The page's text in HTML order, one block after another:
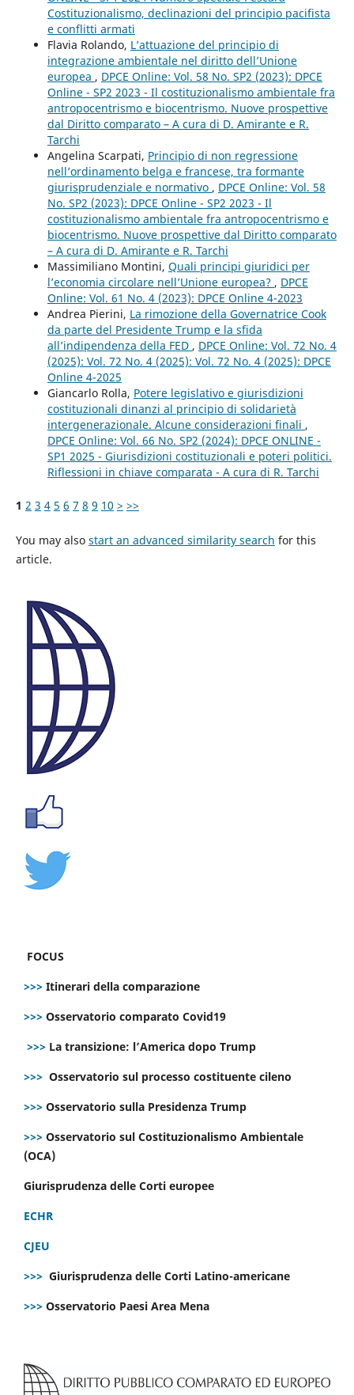
Costituzionalismo, declinazioni del principio pacifista
e conflitti armati
Flavia Rolando, L’attuazione del principio di
integrazione ambientale nel diritto dell’Unione
europea , DPCE Online: Vol. 58 No. SP2 (2023): DPCE
Online - SP2 2023 - Il costituzionalismo ambientale fra
antropocentrismo e biocentrismo. Nuove prospettive
dal Diritto comparato – A cura di D. Amirante e R.
Tarchi
Angelina Scarpati, Principio di non regressione
nell’ordinamento belga e francese, tra formante
giurisprudenziale e normativo , DPCE Online: Vol. 58
No. SP2 (2023): DPCE Online - SP2 2023 - Il
costituzionalismo ambientale fra antropocentrismo e
biocentrismo. Nuove prospettive dal Diritto comparato
– A cura di D. Amirante e R. Tarchi
Massimiliano Montini, Quali principi giuridici per
l’economia circolare nell’Unione europea? , DPCE
Online: Vol. 61 No. 4 (2023): DPCE Online 4-2023
Andrea Pierini, La rimozione della Governatrice Cook
da parte del Presidente Trump e la sfida
all’indipendenza della FED , DPCE Online: Vol. 72 No. 4
(2025): Vol. 72 No. 4 (2025): Vol. 72 No. 4 (2025): DPCE
Online 4-2025
Giancarlo Rolla, Potere legislativo e giurisdizioni
costituzionali dinanzi al principio di solidarietà
intergenerazionale. Alcune considerazioni finali ,
DPCE Online: Vol. 66 No. SP2 (2024): DPCE ONLINE -
SP1 2025 - Giurisdizioni costituzionali e poteri politici.
Riflessioni in chiave comparata - A cura di R. Tarchi
1 2 3 4 5 6 7 8 9 10 > >>
You may also start an advanced similarity search for this
article.
FOCUS
>>> Itinerari della comparazione
>>> Osservatorio comparato Covid19
>>> La transizione: l’America dopo Trump
>>> Osservatorio sul processo costituente cileno
>>> Osservatorio sulla Presidenza Trump
>>> Osservatorio sul Costituzionalismo Ambientale
(OCA)
Giurisprudenza delle Corti europee
ECHR
CJEU
>>> Giurisprudenza delle Corti Latino-americane
>>> Osservatorio Paesi Area Mena